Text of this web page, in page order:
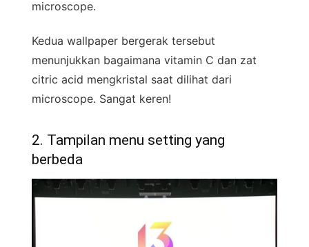
microscope.
Kedua wallpaper bergerak tersebut
menunjukkan bagaimana vitamin C dan zat
citric acid mengkristal saat dilihat dari
microscope. Sangat keren!
2. Tampilan menu setting yang
berbeda